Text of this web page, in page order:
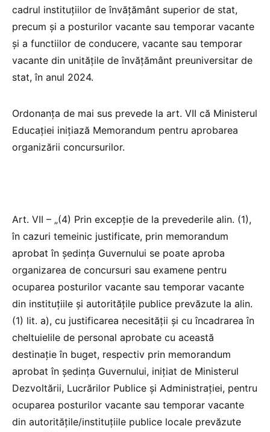
cadrul instituţiilor de învăţământ superior de stat,
precum şi a posturilor vacante sau temporar vacante
şi a functiilor de conducere, vacante sau temporar
vacante din unitățile de învățământ preuniversitar de
stat, în anul 2024.
Ordonanța de mai sus prevede la art. VII că Ministerul
Educației inițiază Memorandum pentru aprobarea
organizării concursurilor.
Art. VII – „(4) Prin excepție de la prevederile alin. (1),
în cazuri temeinic justificate, prin memorandum
aprobat în ședința Guvernului se poate aproba
organizarea de concursuri sau examene pentru
ocuparea posturilor vacante sau temporar vacante
din instituțiile și autoritățile publice prevăzute la alin.
(1) lit. a), cu justificarea necesității și cu încadrarea în
cheltuielile de personal aprobate cu această
destinație în buget, respectiv prin memorandum
aprobat în ședința Guvernului, inițiat de Ministerul
Dezvoltării, Lucrărilor Publice și Administrației, pentru
ocuparea posturilor vacante sau temporar vacante
din autoritățile/instituțiile publice locale prevăzute